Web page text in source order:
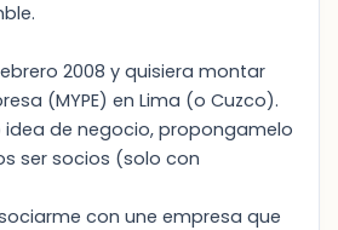
2008 y quisiera montar
(MYPE) en Lima (o Cuzco).
idea de negocio, propongamelo
ser socios (solo con
con une empresa que